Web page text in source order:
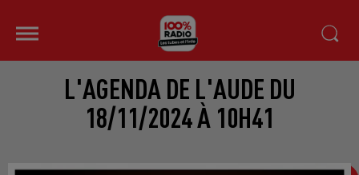
L'AGENDA DE L'AUDE DU
18/11/2024 À 10H41